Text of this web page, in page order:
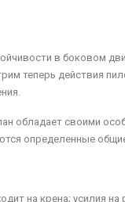
в боковом
теперь действия
обладает своими
определенные
на крена; усилия